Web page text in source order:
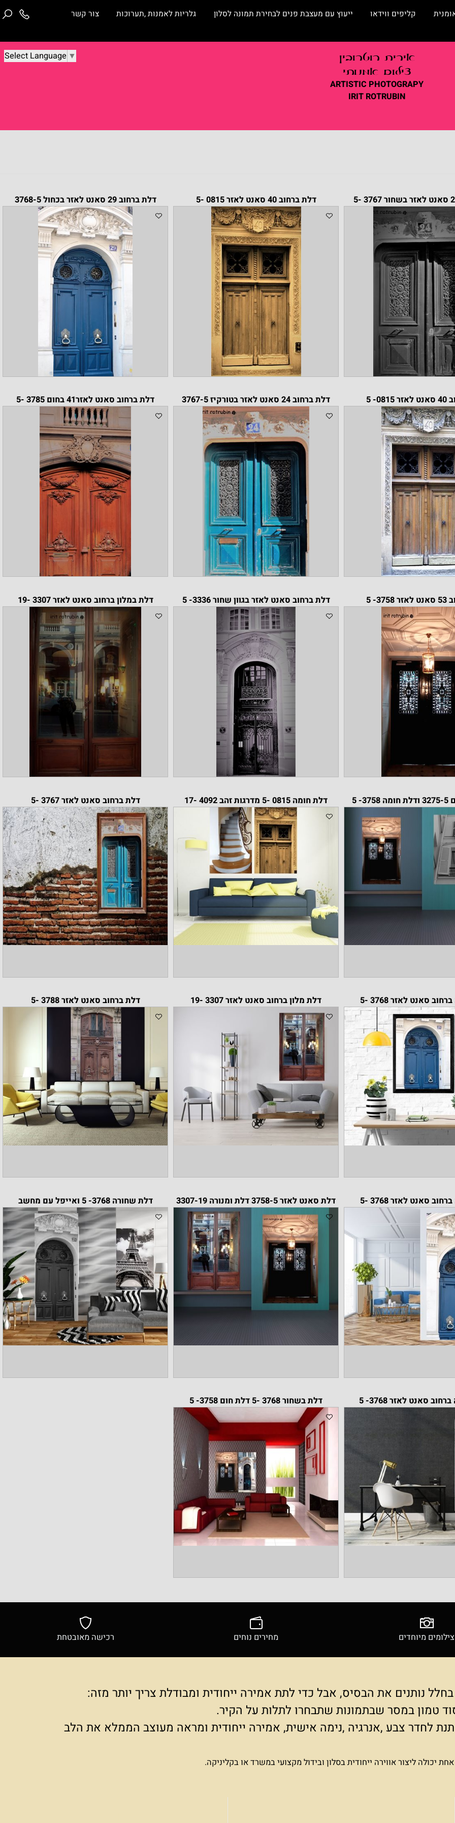
Select Language ▼ אירית רוטרובין
צילום אמנותי
ARTISTICPHOTOGRAPY
IRIT ROTRUBIN
קליפים ווידאו ייעוץ עם מעצבת פנים לבחירת תמונה לסלון גלריות לאמנות ,תערוכות צור קשר
דלת ברחוב 40 סאנט לאזר 0815 -5 דלת ברחוב 29 סאנט לאזר בכחול 3768-5
דלת ברחוב 24 סאנט לאזר בטורקיז 3767-5 דלת ברחוב סאנט לאזר41 בחום 3785 -5
דלת ברחוב סאנט לאזר בגוון שחור 3336- 5 דלת במלון ברחוב סאנט לאזר 3307 -19
דלת ברחוב סאנט לאזר 3767 -5
לאזר 3768 -5 דלת מלון ברחוב סאנט לאזר 3307 -19 דלת ברחוב סאנט לאזר 3788 -5
לאזר 3768 -5 דלת סאנט לאזר 3758-5 דלת ומנורה 3307-19 דלת שחורה 3768- 5 ואייפל עם מחשב
לאזר 3768- 5 דלת בשחור 3768 -5 דלת חום 3758- 5
מיוחדים מחירים נוחים
נותנים את הבסיס, אבל כדי לתת אמירה ייחודית ומבודלת צריך יותר מזה:
לחדר צבע ,אנרגיה ,נימה אישית, אמירה ייחודית ומראה מעוצב הממלא את הלב